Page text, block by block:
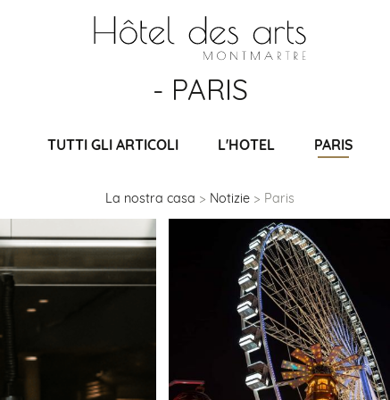
- PARIS
TUTTI GLI ARTICOLI L'HOTEL PARIS
La nostra casa Notizie Paris
PARIGI SI
ILLUMINA: ALLA
SCOPERTA DEI
MERCATI DI
NATALE 2025